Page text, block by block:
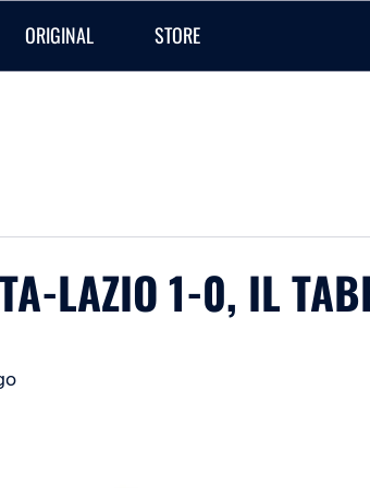
ORIGINAL STORE
LAZIO 1-0, IL